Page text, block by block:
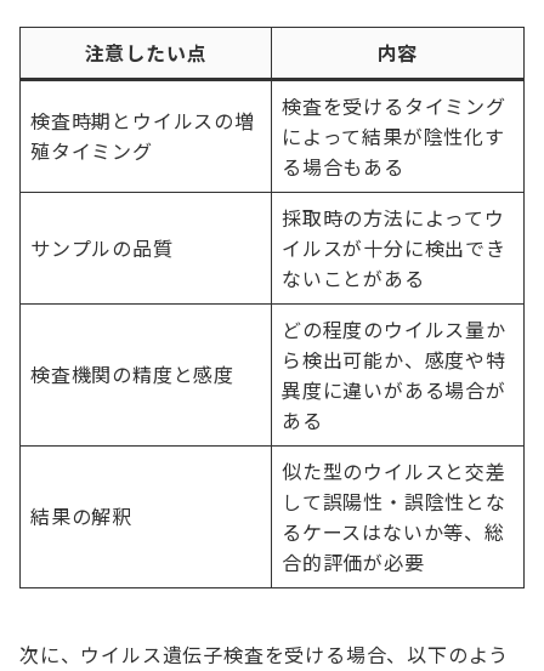
注意したい点 内容
検査時期とウイルスの増
殖タイミング
検査を受けるタイミング
によって結果が陰性化す
る場合もある
サンプルの品質
採取時の方法によってウ
イルスが十分に検出でき
ないことがある
検査機関の精度と感度
どの程度のウイルス量か
ら検出可能か、感度や特
異度に違いがある場合が
ある
結果の解釈
似た型のウイルスと交差
して誤陽性・誤陰性とな
るケースはないか等、総
合的評価が必要
次に、ウイルス遺伝子検査を受ける場合、以下のよう